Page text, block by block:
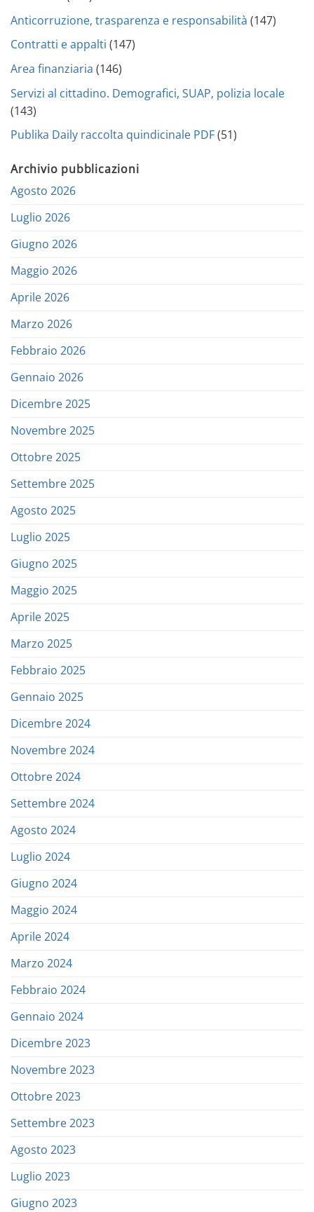
Anticorruzione, trasparenza e responsabilità (147)
Contratti e appalti (147)
Area finanziaria (146)
Servizi al cittadino. Demografici, SUAP, polizia locale
(143)
Publika Daily raccolta quindicinale PDF(51)
Archivio pubblicazioni
Agosto 2026
Luglio 2026
Giugno 2026
Maggio 2026
Aprile 2026
Marzo 2026
Febbraio 2026
Gennaio 2026
Dicembre 2025
Novembre 2025
Ottobre 2025
Settembre 2025
Agosto 2025
Luglio 2025
Giugno 2025
Maggio 2025
Aprile 2025
Marzo 2025
Febbraio 2025
Gennaio 2025
Dicembre 2024
Novembre 2024
Ottobre 2024
Settembre 2024
Agosto 2024
Luglio 2024
Giugno 2024
Maggio 2024
Aprile 2024
Marzo 2024
Febbraio 2024
Gennaio 2024
Dicembre 2023
Novembre 2023
Ottobre 2023
Settembre 2023
Agosto 2023
Luglio 2023
Giugno 2023